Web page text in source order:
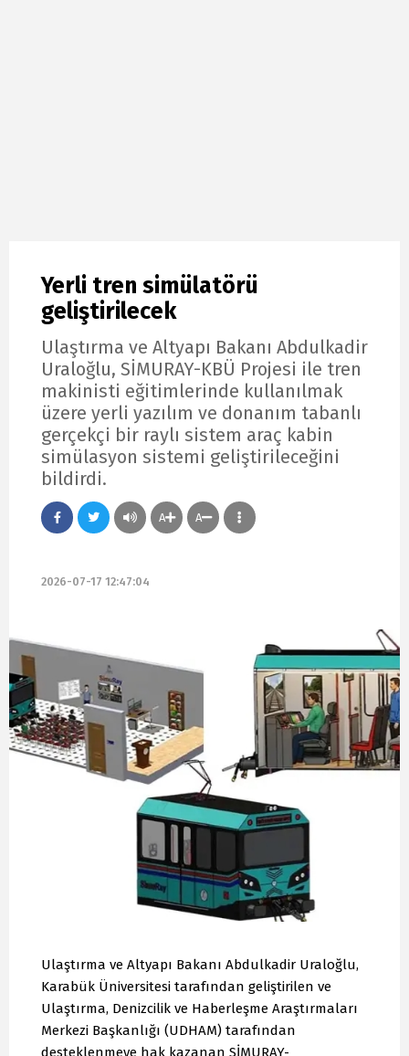
Yerli tren simülatörü
geliştirilecek
Ulaştırma ve Altyapı Bakanı Abdulkadir
Uraloğlu, SİMURAY-KBÜ Projesi ile tren
makinisti eğitimlerinde kullanılmak
üzere yerli yazılım ve donanım tabanlı
gerçekçi bir raylı sistem araç kabin
simülasyon sistemi geliştirileceğini
bildirdi.
A A
2026-07-17 12:47:04
Ulaştırma ve Altyapı Bakanı Abdulkadir Uraloğlu,
Karabük Üniversitesi tarafından geliştirilen ve
Ulaştırma, Denizcilik ve Haberleşme Araştırmaları
Merkezi Başkanlığı (UDHAM) tarafından
desteklenmeye hak kazanan SİMURAY-